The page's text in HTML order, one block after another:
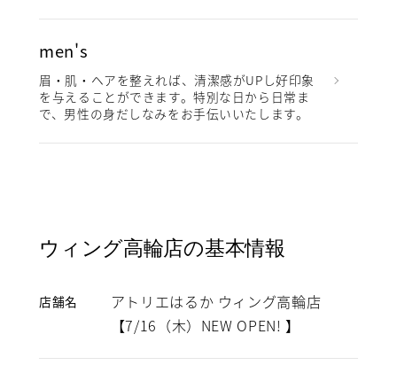
men's
眉・肌・ヘアを整えれば、清潔感がUPし好印象
を与えることができます。特別な日から日常ま
で、男性の身だしなみをお手伝いいたします。
ウィング高輪店の基本情報
店舗名
アトリエはるか ウィング高輪店
【7/16（木）NEW OPEN! 】